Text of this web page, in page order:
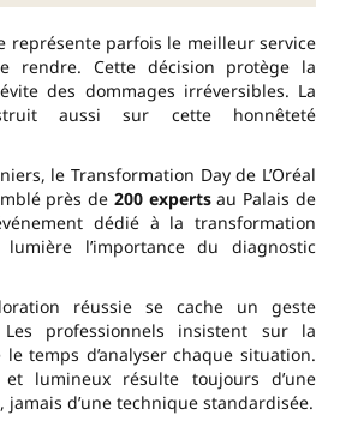
représente parfois le meilleur service
rendre. Cette décision protège la
des dommages irréversibles. La
aussi sur cette honnêteté
le Transformation Day de L’Oréal
près de 200 expertsau Palais de
dédié à la transformation
l’importance du diagnostic
réussie se cache un geste
professionnels insistent sur la
temps d’analyser chaque situation.
lumineux résulte toujours d’une
d’une technique standardisée.